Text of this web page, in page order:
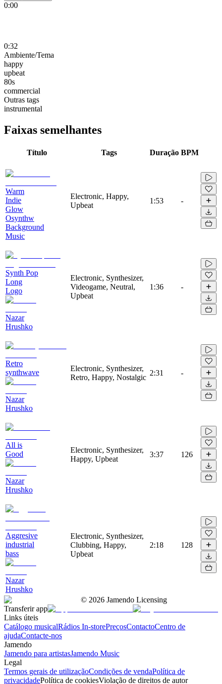
0:00
0:32
Ambiente/Tema
happy
upbeat
80s
commercial
Outras tags
instrumental
Faixas semelhantes
Título Tags Duração BPM
Warm
Indie
Glow
Osynthw
Background
Music
Electronic, Happy,
Upbeat
1:53 -
Synth Pop
Long
Logo
Nazar
Hrushko
Electronic, Synthesizer,
Videogame, Neutral,
Upbeat
1:36 -
Retro
synthwave
Nazar
Hrushko
Electronic, Synthesizer,
Retro, Happy, Nostalgic
2:31 -
All is
Good
Nazar
Hrushko
Electronic, Synthesizer,
Happy, Upbeat
3:37 126
Aggresive
industrial
bass
Nazar
Hrushko
Electronic, Synthesizer,
Clubbing, Happy,
Upbeat
2:18 128
© 2026 Jamendo Licensing
Transferir app
Links úteis
Catálogo musicalRádios In-storePreçosContactoCentro de
ajudaContacte-nos
Jamendo
Jamendo para artistasJamendo Music
Legal
Termos gerais de utilizaçãoCondições de vendaPolítica de
privacidadePolítica de cookiesViolação de direitos de autor